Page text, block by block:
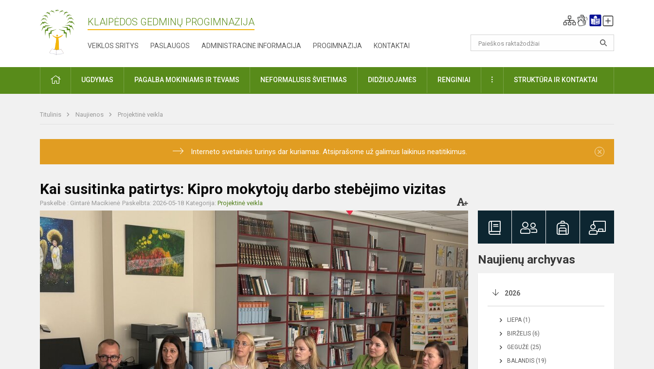
KLAIPĖDOS GEDMINŲ PROGIMNAZIJA
VEIKLOS SRITYS PASLAUGOS ADMINISTRACINĖ INFORMACIJA PROGIMNAZIJA KONTAKTAI
PRADŽIAUGDYMAS PAGALBA MOKINIAMS IR TĖVAMS NEFORMALUSIS ŠVIETIMAS DIDŽIUOJAMĖS RENGINIAI DAUGIAUSTRUKTŪRA IR KONTAKTAI
Titulinis Naujienos Projektinė veikla
Interneto svetainės turinys dar kuriamas. Atsiprašome už galimus laikinus neatitikimus. ×
Kai susitinka patirtys: Kipro mokytojų darbo stebėjimo vizitas
Paskelbė : Gintarė Macikienė Paskelbta: 2026-05-18 Kategorija: Projektinė veikla
Naujienų archyvas
2026
LIEPA (1)
BIRŽELIS (6)
GEGUŽĖ (25)
BALANDIS (19)